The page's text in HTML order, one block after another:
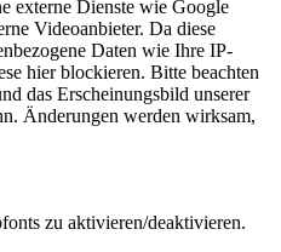
externe Dienste wie Google
Videoanbieter. Da diese
Daten wie Ihre IP-
hier blockieren. Bitte beachten
das Erscheinungsbild unserer
Änderungen werden wirksam,
zu aktivieren/deaktivieren.